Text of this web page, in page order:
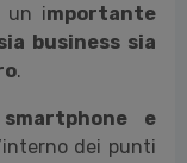
un importante
business sia
.
smartphone e
dei punti